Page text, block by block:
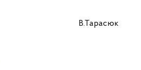
В.Тарасюк